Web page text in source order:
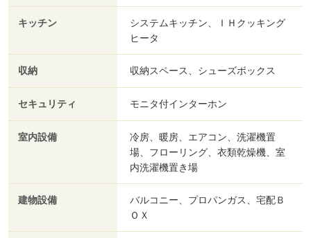
キッチン
システムキッチン、ＩＨクッキング
ヒータ
収納 収納スペース、シューズボックス
セキュリティ モニタ付インターホン
室内設備
冷房、暖房、エアコン、洗濯機置
場、フローリング、衣類乾燥機、室
内洗濯機置き場
建物設備
バルコニー、プロパンガス、宅配Ｂ
ＯＸ